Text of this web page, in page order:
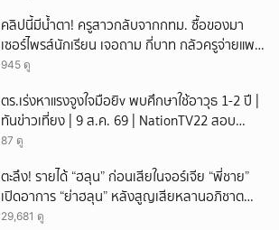
คลิปนี้มีน้ำตา! ครูสาวกลับจากกทม. ซื้อของมา
เซอร์ไพรส์นักเรียน เจอถาม กี่บาท กลัวครูจ่ายแพง
w
945 ดู
ตร.เร่งหาแรงจูงใจมือยิv พบศึกษาใช้อาวุธ 1-2 ปี |
ทันข่าวเที่ยง | 9 ส.ค. 69 | NationTV22 สอบ
พยานแล้ว 17 ปาก เร่งตรวจมือถือและหลักฐานที่
เพื่อน และสื่อโซเ
87 ดู
ตะลึง! รายได้ “ฮลุน” ก่อนเสียในจอร์เจีย “พี่ชาย”
เปิดอาการ “ย่าฮลุน” หลังสูญเสียหลานอภิชาต
บุตร!
29,681 ดู